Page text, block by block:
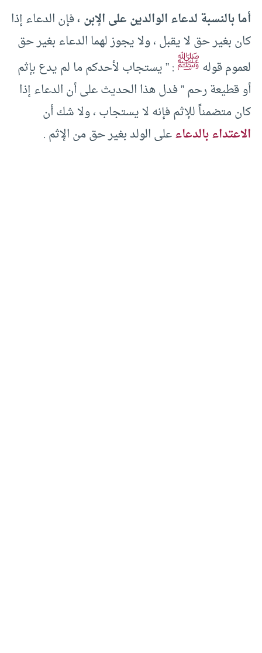
أما بالنسبة لدعاء الوالدين على الإبن ،فإن الدعاء إذا
كان بغير حق لا يقبل ، ولا يجوز لهما الدعاء بغير حق
لعموم قولهﷺ: ” يستجاب لأحدكم ما لم يدع بإثم
أو قطيعة رحم ” فدل هذا الحديث على أن الدعاء إذا
كان متضمناً للإثم فإنه لا يستجاب ، ولا شك أن
الاعتداء بالدعاءعلى الولد بغير حق من الإثم .